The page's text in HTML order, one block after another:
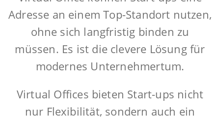
Adresse an einem Top-Standort nutzen,
ohne sich langfristig binden zu
müssen. Es ist die clevere Lösung für
modernes Unternehmertum.
Virtual Offices bieten Start-ups nicht
nur Flexibilität, sondern auch ein